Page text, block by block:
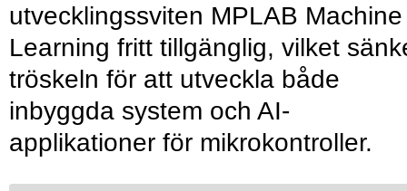
utvecklingssviten MPLAB Machine
Learning fritt tillgänglig, vilket
tröskeln för att utveckla både
inbyggda system och AI-
applikationer för mikrokontroller.